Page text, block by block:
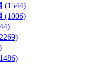
(1544)
(1006)